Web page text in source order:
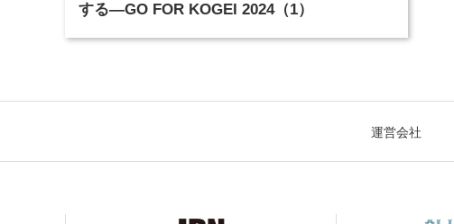
する―GO FOR KOGEI 2024（1）
運営会社